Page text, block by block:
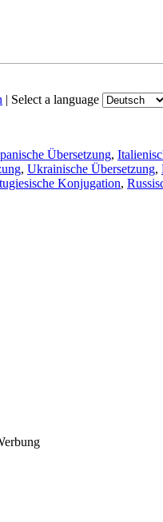
| Select a language
Übersetzung,
, Ukrainische Übersetzung,
Konjugation,